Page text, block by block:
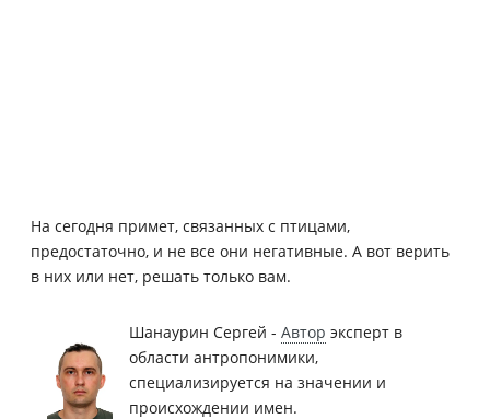
На сегодня примет, связанных с птицами,
предостаточно, и не все они негативные. А вот верить
в них или нет, решать только вам.
Шанаурин Сергей - Автор эксперт в
области антропонимики,
специализируется на значении и
происхождении имен.